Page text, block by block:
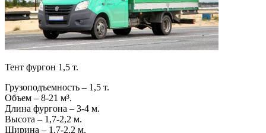
Тент фургон 1,5 т.
Грузоподъемность – 1,5 т.
Объем – 8-21 м³.
Длина фургона – 3-4 м.
Высота – 1,7-2,2 м.
Ширина – 1,7-2,2 м.